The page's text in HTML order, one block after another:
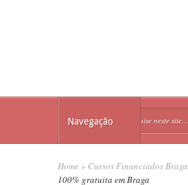
Navegação
Home » Cursos Financiados Braga
100% gratuita em Braga